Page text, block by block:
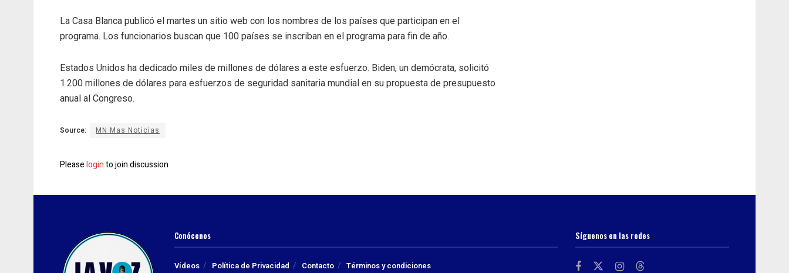
La Casa Blanca publicó el martes un sitio web con los nombres de los países que participan en el
programa. Los funcionarios buscan que 100 países se inscriban en el programa para fin de año.
Estados Unidos ha dedicado miles de millones de dólares a este esfuerzo. Biden, un demócrata, solicitó
1.200 millones de dólares para esfuerzos de seguridad sanitaria mundial en su propuesta de presupuesto
anual al Congreso.
Source: MN Mas Noticias
Pleaseloginto join discussion
Conócenos
Vídeos Política de Privacidad Contacto Términos y condiciones
Síguenos en las redes